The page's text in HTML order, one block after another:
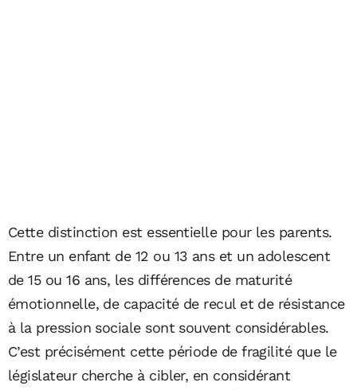
Cette distinction est essentielle pour les parents.
Entre un enfant de 12 ou 13 ans et un adolescent
de 15 ou 16 ans, les différences de maturité
émotionnelle, de capacité de recul et de résistance
à la pression sociale sont souvent considérables.
C’est précisément cette période de fragilité que le
législateur cherche à cibler, en considérant